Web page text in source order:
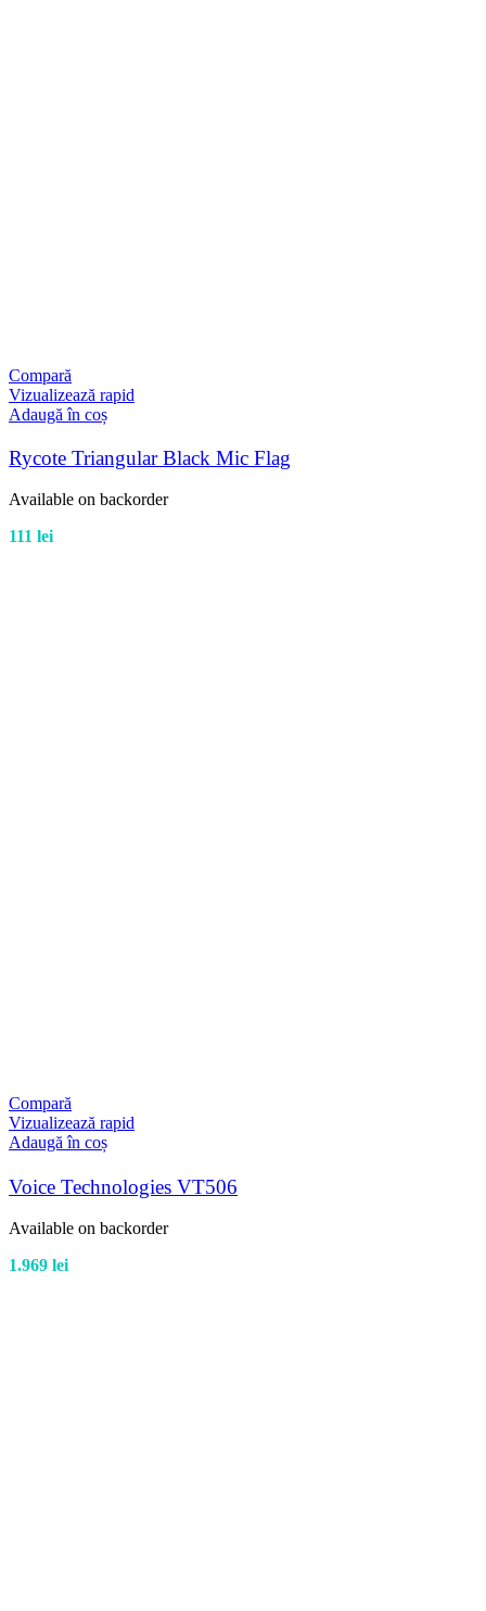
Compară
Vizualizează rapid
Adaugă în coș
Rycote Triangular Black Mic Flag
Available on backorder
111 lei
Compară
Vizualizează rapid
Adaugă în coș
Voice Technologies VT506
Available on backorder
1.969 lei